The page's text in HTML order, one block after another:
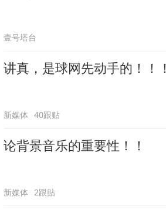
壹号塔台
讲真，是球网先动手的！！！
新媒体 40跟贴
论背景音乐的重要性！！
新媒体 2跟贴